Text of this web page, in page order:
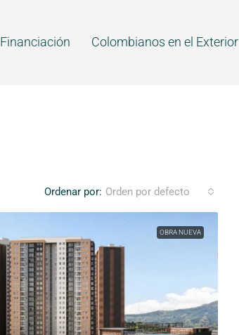
Financiación Colombianos en el Exterior
Ordenar por: Orden por defecto
OBRA NUEVA